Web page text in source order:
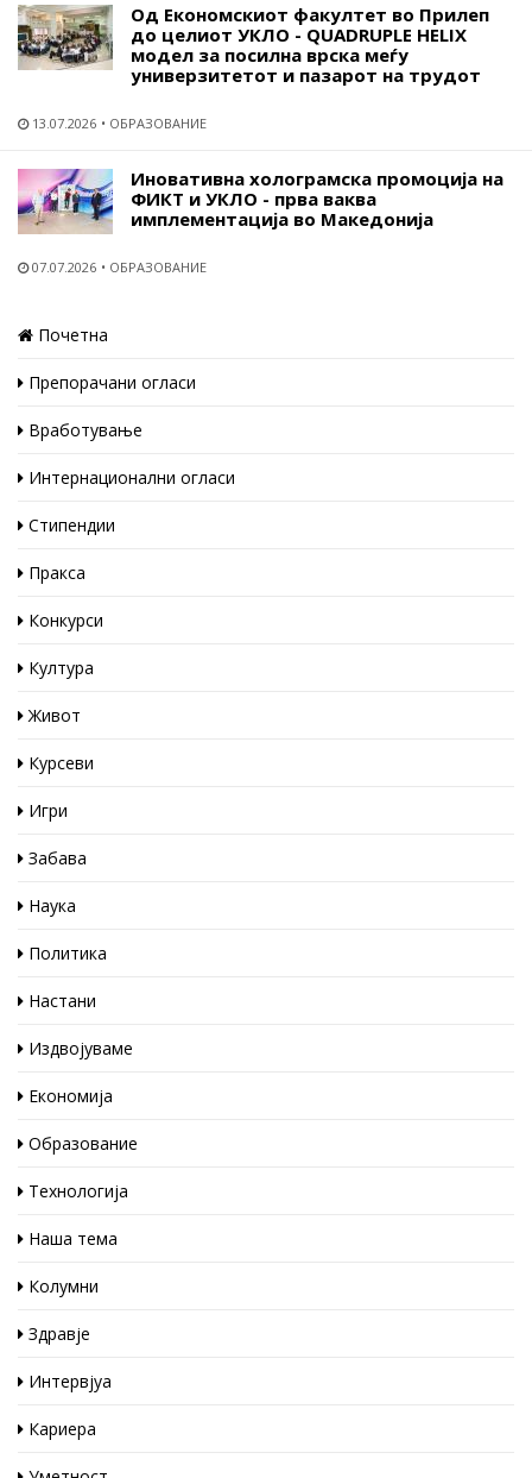
Од Економскиот факултет во Прилеп
до целиот УКЛО - QUADRUPLE HELIX
модел за посилна врска меѓу
универзитетот и пазарот на трудот
13.07.2026 ОБРАЗОВАНИЕ
Иновативна холограмска промоција на
ФИКТ и УКЛО - прва ваква
имплементација во Македонија
07.07.2026 ОБРАЗОВАНИЕ
Почетна
Препорачани огласи
Вработување
Интернационални огласи
Стипендии
Пракса
Конкурси
Култура
Живот
Курсеви
Игри
Забава
Наука
Политика
Настани
Издвојуваме
Економија
Образование
Технологија
Наша тема
Колумни
Здравје
Интервјуа
Кариера